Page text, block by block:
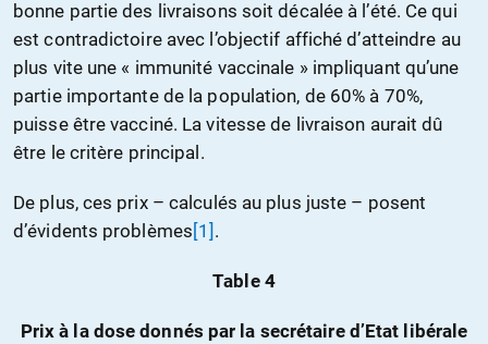
bonne partie des livraisons soit décalée à l’été. Ce qui
est contradictoire avec l’objectif affiché d’atteindre au
plus vite une « immunité vaccinale » impliquant qu’une
partie importante de la population, de 60% à 70%,
puisse être vacciné. La vitesse de livraison aurait dû
être le critère principal.
De plus, ces prix – calculés au plus juste – posent
d’évidents problèmes [1] .
Table 4
Prix à la dose donnés par la secrétaire d’Etat libérale